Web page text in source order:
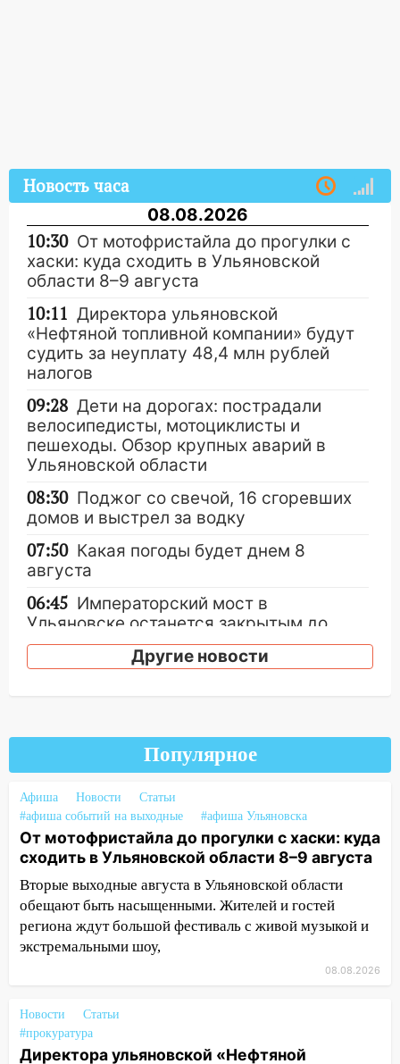
Новость часа
08.08.2026
10:30 От мотофристайла до прогулки с
хаски: куда сходить в Ульяновской
области 8–9 августа
10:11 Директора ульяновской
«Нефтяной топливной компании» будут
судить за неуплату 48,4 млн рублей
налогов
09:28 Дети на дорогах: пострадали
велосипедисты, мотоциклисты и
пешеходы. Обзор крупных аварий в
Ульяновской области
08:30 Поджог со свечой, 16 сгоревших
домов и выстрел за водку
07:50 Какая погоды будет днем 8
августа
06:45 Императорский мост в
Ульяновске останется закрытым до
утра 10 августа
05:18 Судьба готовит сюрприз: гороскоп
встреча
04:47 В Ульяновской области объявили
ракетную опасность: звучат сирены
07.08.2026
20:40 Ульяновские аграрии смогут
купить тракторы с отсрочкой платежа
до декабря
19:34 В следственном управлении
состоялось торжественное
мероприятие, приуроченное к
празднованию Дня сотрудника органов
19:30 Ульяновцев приглашают
поддержать «Симбирскую чебурашку»
Другие новости
Популярное
Афиша Новости
Статьи
#афиша событий на выходные
#афиша Ульяновска
От мотофристайла до прогулки с хаски: куда
сходить в Ульяновской области 8–9 августа
Вторые выходные августа в Ульяновской области
обещают быть насыщенными. Жителей и гостей
региона ждут большой фестиваль с живой музыкой и
экстремальными шоу,
08.08.2026
Новости
Статьи
#прокуратура
Директора ульяновской «Нефтяной